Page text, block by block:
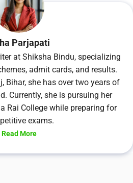
Parjapati
at Shiksha Bindu, specializing
admit cards, and results.
Bihar, she has over two years of
Currently, she is pursuing her
Rai College while preparing for
exams.
Read More